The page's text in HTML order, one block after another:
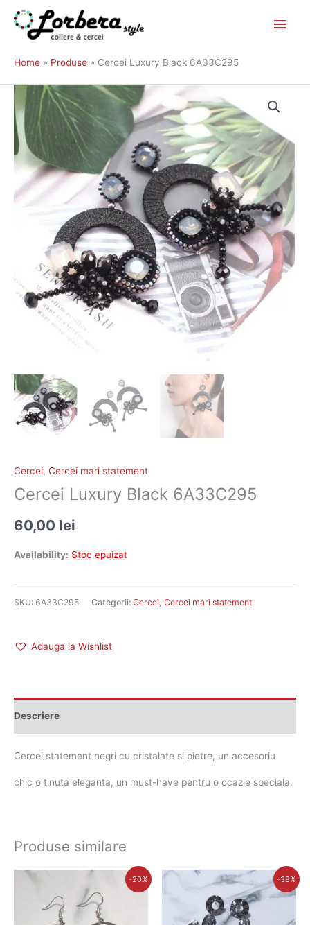
Skip
content
Home Produse Cercei Luxury Black 6A33C295
Cercei, Cercei mari statement
Cercei Luxury Black 6A33C295
60,00 lei
Availability: Stoc epuizat
SKU: 6A33C295 Categorii: Cercei, Cercei mari statement
Adauga la Wishlist
Descriere
Cercei statement negri cu cristalate si pietre, un accesoriu
chic o tinuta eleganta, un must-have pentru o ocazie speciala.
Produse similare
-20%
a
fost:
35,00 lei.
Prețul
este:
28,00 lei.
-38%
Prețul
inițial
fost:
45,00 lei.
Prețul
curent
este:
28,00 lei.